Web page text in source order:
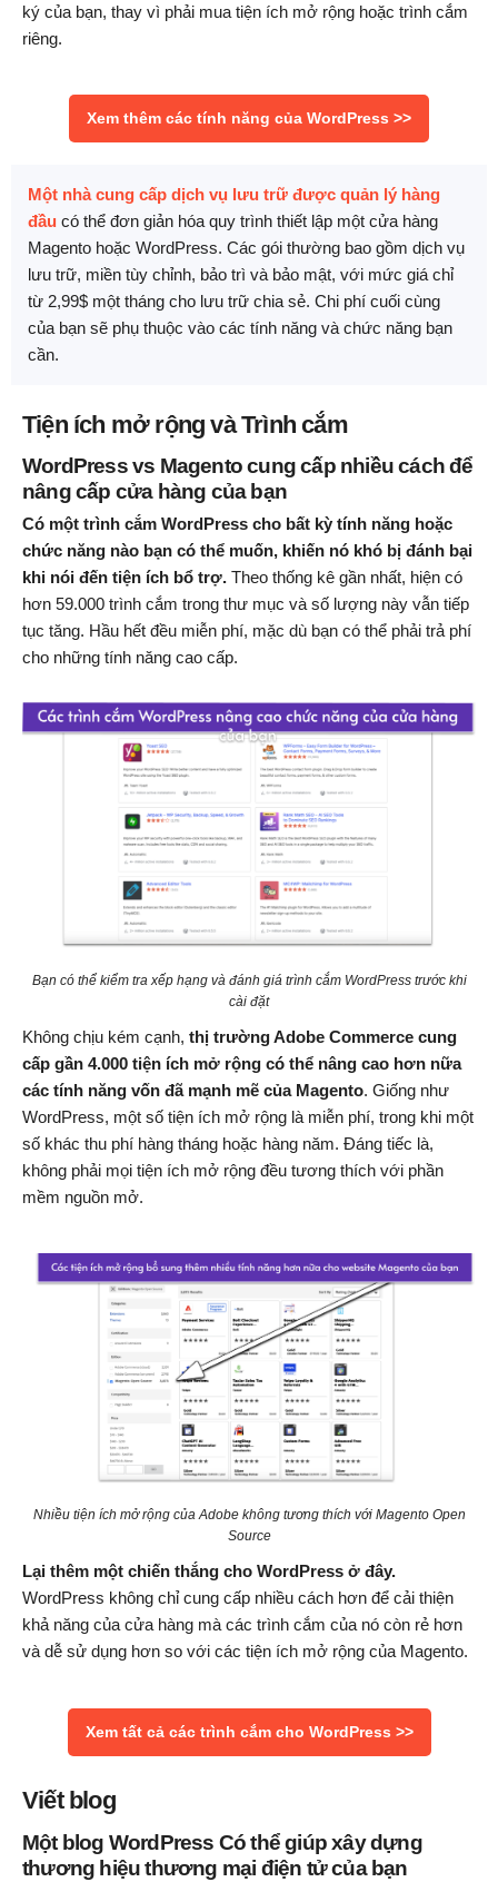
ký của bạn, thay vì phải mua tiện ích mở rộng hoặc trình cắm
riêng.
Xem thêm các tính năng của WordPress >>
Một nhà cung cấp dịch vụ lưu trữ được quản lý hàng
đầu có thể đơn giản hóa quy trình thiết lập một cửa hàng
Magento hoặc WordPress. Các gói thường bao gồm dịch vụ
lưu trữ, miền tùy chỉnh, bảo trì và bảo mật, với mức giá chỉ
từ 2,99$ một tháng cho lưu trữ chia sẻ. Chi phí cuối cùng
của bạn sẽ phụ thuộc vào các tính năng và chức năng bạn
cần.
Tiện ích mở rộng và Trình cắm
WordPress vs Magento cung cấp nhiều cách để
nâng cấp cửa hàng của bạn
Có một trình cắm WordPress cho bất kỳ tính năng hoặc
chức năng nào bạn có thể muốn, khiến nó khó bị đánh bại
khi nói đến tiện ích bổ trợ. Theo thống kê gần nhất, hiện có
hơn 59.000 trình cắm trong thư mục và số lượng này vẫn tiếp
tục tăng. Hầu hết đều miễn phí, mặc dù bạn có thể phải trả phí
cho những tính năng cao cấp.
Bạn có thể kiểm tra xếp hạng và đánh giá trình cắm WordPress trước khi
cài đặt
Không chịu kém cạnh, thị trường Adobe Commerce cung
cấp gần 4.000 tiện ích mở rộng có thể nâng cao hơn nữa
các tính năng vốn đã mạnh mẽ của Magento. Giống như
WordPress, một số tiện ích mở rộng là miễn phí, trong khi một
số khác thu phí hàng tháng hoặc hàng năm. Đáng tiếc là,
không phải mọi tiện ích mở rộng đều tương thích với phần
mềm nguồn mở.
Nhiều tiện ích mở rộng của Adobe không tương thích với Magento Open
Source
Lại thêm một chiến thắng cho WordPress ở đây.
WordPress không chỉ cung cấp nhiều cách hơn để cải thiện
khả năng của cửa hàng mà các trình cắm của nó còn rẻ hơn
và dễ sử dụng hơn so với các tiện ích mở rộng của Magento.
Xem tất cả các trình cắm cho WordPress >>
Viết blog
Một blog WordPress Có thể giúp xây dựng
thương hiệu thương mại điện tử của bạn